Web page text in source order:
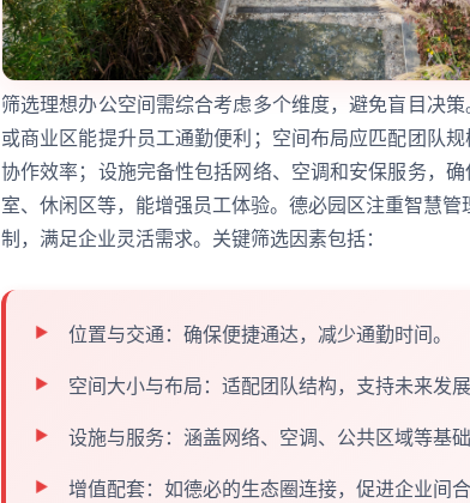
筛选理想办公空间需综合考虑多个维度，避免盲目决
或商业区能提升员工通勤便利；空间布局应匹配团队
协作效率；设施完备性包括网络、空调和安保服务，
室、休闲区等，能增强员工体验。德必园区注重智慧
制，满足企业灵活需求。关键筛选因素包括：
位置与交通：确保便捷通达，减少通勤时间。
空间大小与布局：适配团队结构，支持未来发展
设施与服务：涵盖网络、空调、公共区域等基础
增值配套：如德必的生态圈连接，促进企业间合